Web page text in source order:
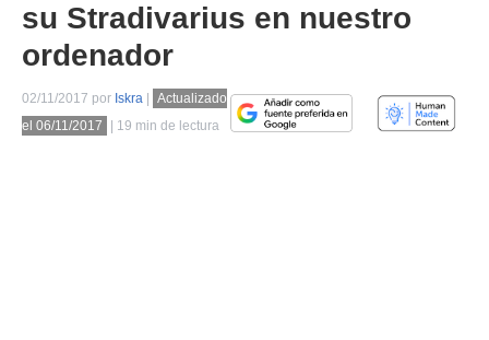
su Stradivarius en nuestro
ordenador
02/11/2017 por Iskra
Actualizado
el 06/11/2017
| 19 min de lectura